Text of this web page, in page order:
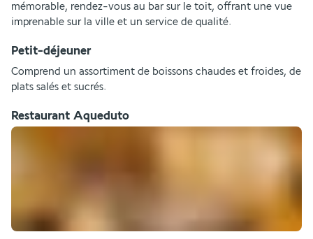
mémorable, rendez-vous au bar sur le toit, offrant une vue
imprenable sur la ville et un service de qualité.
Petit-déjeuner
Comprend un assortiment de boissons chaudes et froides, de
plats salés et sucrés.
Restaurant Aqueduto